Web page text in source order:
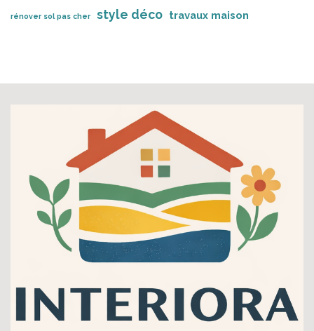
rénover sol pas cher style déco travaux maison